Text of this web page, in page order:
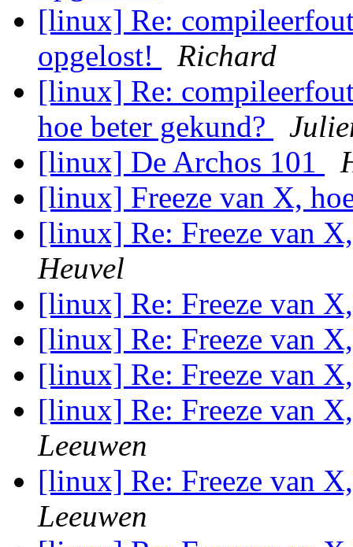
[linux] Re:
opgelost!
Richard
[linux] Re:
hoe beter gekund?
[linux] De Archos 101
[linux] Freeze van X,
[linux] Re: Freeze van
Heuvel
[linux] Re: Freeze van
[linux] Re: Freeze van
[linux] Re: Freeze van
[linux] Re: Freeze van
Leeuwen
[linux] Re: Freeze van
Leeuwen